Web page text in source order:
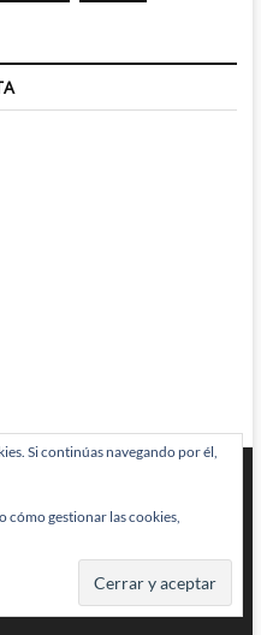
WordPress
| © Todos
Si continúas navegando por él,
cómo gestionar las cookies,